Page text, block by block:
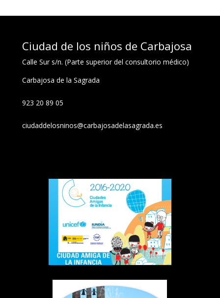
Ciudad de los niños de Carbajosa
Calle Sur s/n. (Parte superior del consultorio médico)
Carbajosa de la Sagrada
923 20 89 05
ciudaddelosninos@carbajosadelasagrada.es